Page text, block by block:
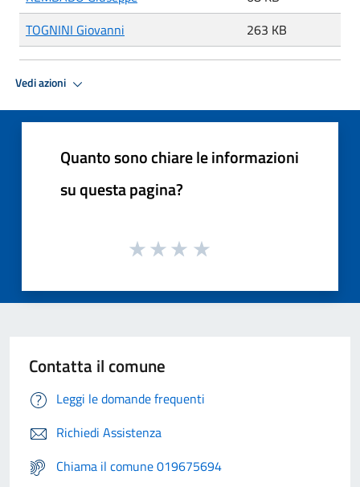
TOGNINI Giovanni
263 KB
Vedi azioni
Quanto sono chiare le informazioni
su questa pagina?
Contatta il comune
Leggi le domande frequenti
Richiedi Assistenza
Chiama il comune 019675694